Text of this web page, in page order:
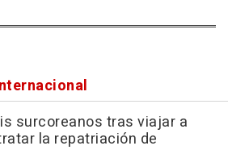
surcoreanos tras viajar a
la repatriación de